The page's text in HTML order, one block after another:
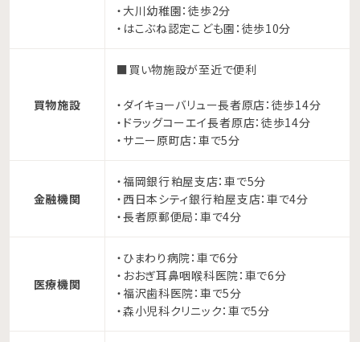
・大川幼稚園：徒歩2分
・はこぶね認定こども園：徒歩10分
買物施設
■買い物施設が至近で便利
・ダイキョーバリュー長者原店：徒歩14分
・ドラッグコーエイ 長者原店：徒歩14分
・サニー原町店：車で5分
金融機関
・福岡銀行 粕屋支店：車で5分
・西日本シティ銀行 粕屋支店：車で4分
・長者原郵便局：車で4分
医療機関
・ひまわり病院：車で6分
・おおぎ耳鼻咽喉科医院：車で6分
・福沢歯科医院：車で5分
・森小児科クリニック：車で5分